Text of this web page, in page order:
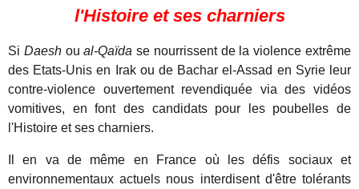
l'Histoire et ses charniers
Si Daesh oual-Qaïda se nourrissent de la violence extrême
des Etats-Unis en Irak ou de Bachar el-Assad en Syrie leur
contre-violence ouvertement revendiquée via des vidéos
vomitives, en font des candidats pour les poubelles de
l'Histoire et ses charniers.
Il en va de même en France où les défis sociaux et
environnementaux actuels nous interdisent d'être tolérants